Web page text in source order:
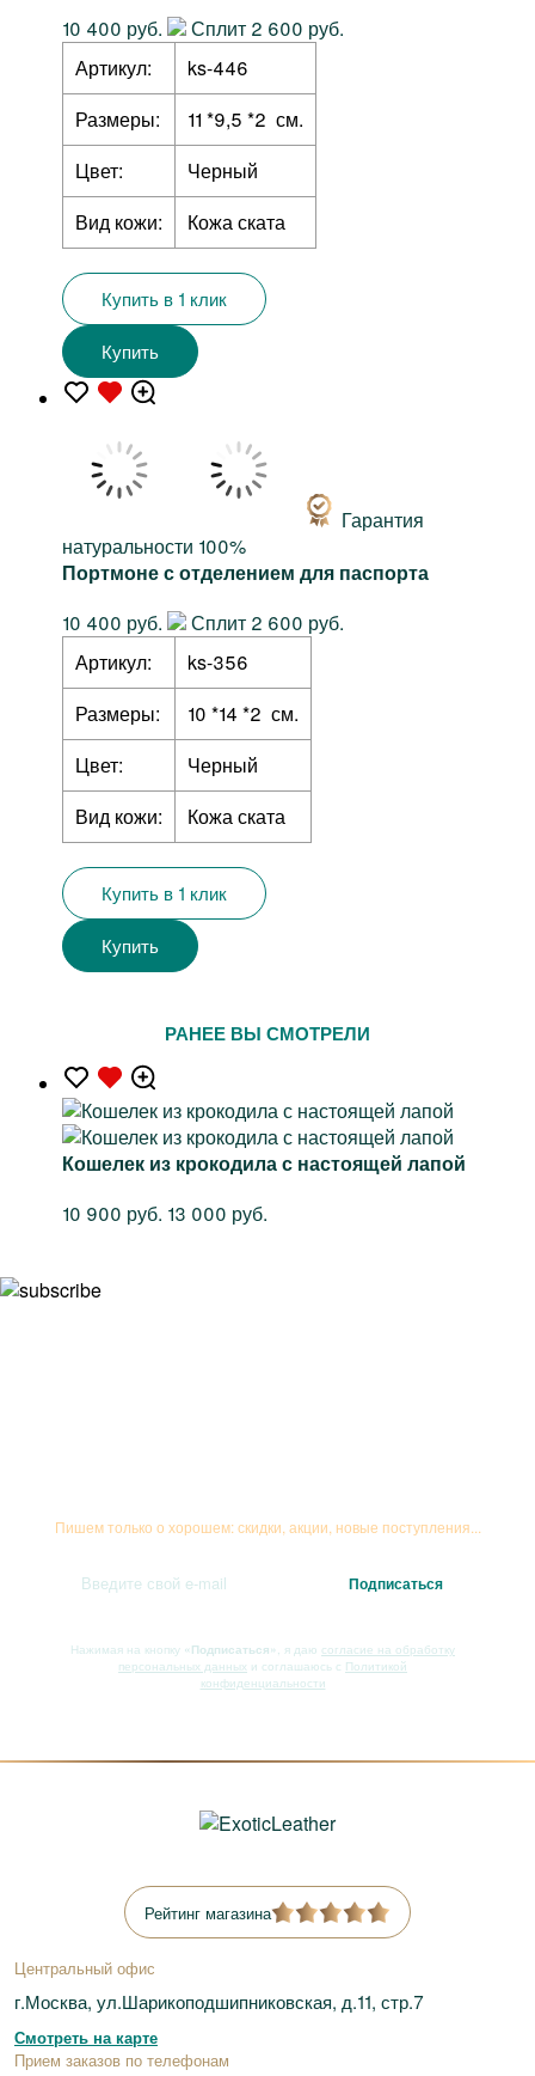
10 400 руб.
Сплит 2 600 руб.
Артикул:
ks-446
Размеры:
11 *9,5 *2 см.
Цвет:
Черный
Вид кожи:
Кожа ската
Купить в 1 клик
Купить
Гарантия
натуральности 100%
Портмоне с отделением для паспорта
10 400 руб.
Сплит 2 600 руб.
Артикул:
ks-356
Размеры:
10 *14 *2 см.
Цвет:
Черный
Вид кожи:
Кожа ската
Купить в 1 клик
Купить
РАНЕЕ ВЫ СМОТРЕЛИ
Кошелек из крокодила с настоящей лапой
10 900 руб. 13 000 руб.
Пишем только о хорошем: скидки, акции, новые поступления...
Нажимая на кнопку «Подписаться» , я даю согласие на обработку
персональных данных и соглашаюсь с Политикой
конфиденциальности
Рейтинг магазина
Центральный офис
г.Москва, ул.Шарикоподшипниковская, д.11, стр.7
Смотреть на карте
Прием заказов по телефонам